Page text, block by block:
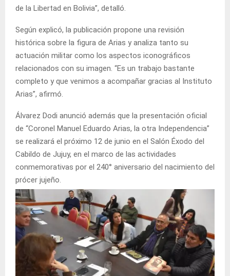
de la Libertad en Bolivia”, detalló.
Según explicó, la publicación propone una revisión
histórica sobre la figura de Arias y analiza tanto su
actuación militar como los aspectos iconográficos
relacionados con su imagen. “Es un trabajo bastante
completo y que venimos a acompañar gracias al Instituto
Arias”, afirmó.
Álvarez Dodi anunció además que la presentación oficial
de “Coronel Manuel Eduardo Arias, la otra Independencia”
se realizará el próximo 12 de junio en el Salón Éxodo del
Cabildo de Jujuy, en el marco de las actividades
conmemorativas por el 240° aniversario del nacimiento del
prócer jujeño.